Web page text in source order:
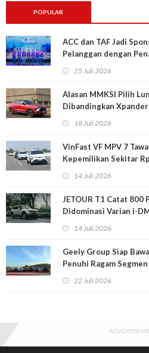
POPULAR
ACC dan TAF Jadi
Pelanggan dengan
25 Juli 2026
Alasan MMKSI Pilih
Dibandingkan Xpander
18 Juli 2026
VinFast VF MPV 7
Kepemilikan Sekitar
14 Juli 2026
JETOUR T1 Catat 800
Didominasi Varian i-
14 Juli 2026
Geely Group Siap
Penuhi Ragam
22 Juli 2026